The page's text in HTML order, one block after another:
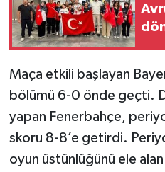
Maça etkili başlayan
bölümü 6-0 önde geçti.
yapan Fenerbahçe,
skoru 8-8’e getirdi.
oyun üstünlüğünü ele